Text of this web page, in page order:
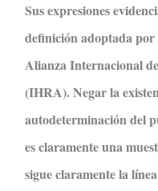
Sus expresiones
definición adoptada
Alianza Internacional
(IHRA). Negar la
autodeterminación del
es claramente una
sigue claramente la